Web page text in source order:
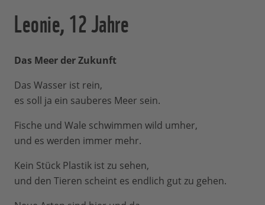
Leonie, 12 Jahre
Das Meer der Zukunft
Das Wasser ist rein,
es soll ja ein sauberes Meer sein.
Fische und Wale schwimmen wild umher,
und es werden immer mehr.
Kein Stück Plastik ist zu sehen,
und den Tieren scheint es endlich gut zu gehen.